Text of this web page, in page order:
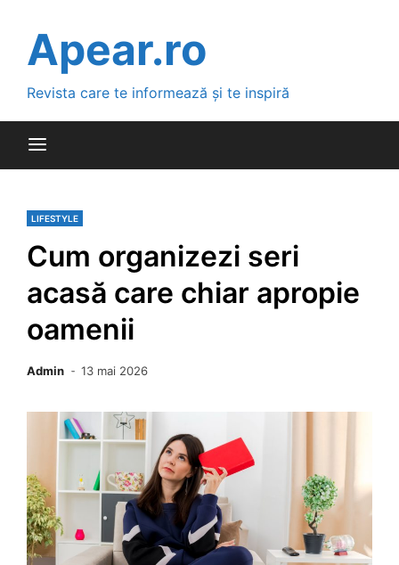
contentApear.ro
Revista care te informează și te inspiră
LIFESTYLE
Cum organizezi seri
acasă care chiar apropie
oamenii
Admin 13 mai 2026